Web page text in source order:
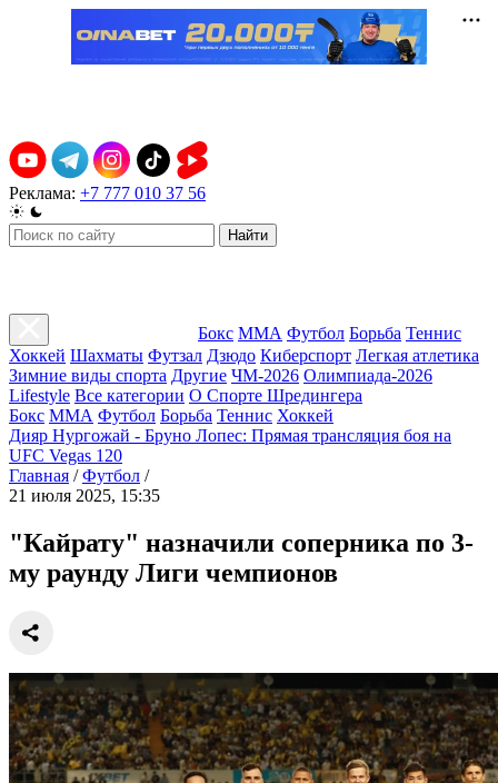
Реклама: +7 777 010 37 56
Найти
Бокс ММА Футбол Борьба Теннис
Хоккей Шахматы Футзал Дзюдо Киберспорт Легкая атлетика
Зимние виды спорта Другие ЧМ-2026 Олимпиада-2026
Lifestyle Все категории О Спорте Шредингера
Бокс ММА Футбол Борьба Теннис Хоккей
Дияр Нургожай - Бруно Лопес: Прямая трансляция боя на
UFC Vegas 120
Главная / Футбол /
21 июля 2025, 15:35
"Кайрату" назначили соперника по 3-
му раунду Лиги чемпионов